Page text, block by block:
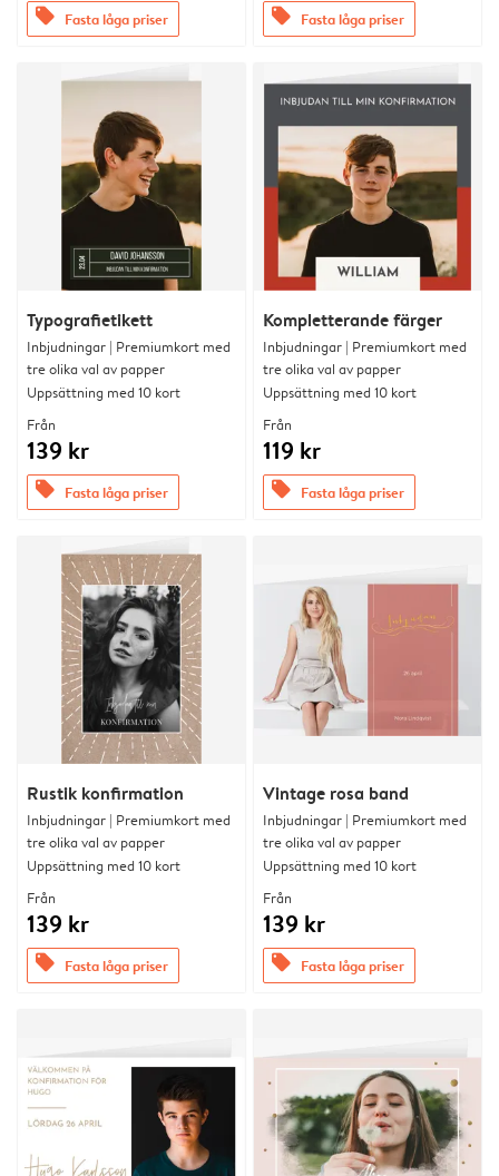
offers Fasta låga priser offers Fasta låga priser
Typografietikett
Inbjudningar | Premiumkort med
tre olika val av papper
Uppsättning med 10 kort
Från
139 kr
offers Fasta låga priser
Kompletterande färger
Inbjudningar | Premiumkort med
tre olika val av papper
Uppsättning med 10 kort
Från
119 kr
offers Fasta låga priser
Rustik konfirmation
Inbjudningar | Premiumkort med
tre olika val av papper
Uppsättning med 10 kort
Från
139 kr
offers Fasta låga priser
Vintage rosa band
Inbjudningar | Premiumkort med
tre olika val av papper
Uppsättning med 10 kort
Från
139 kr
offers Fasta låga priser